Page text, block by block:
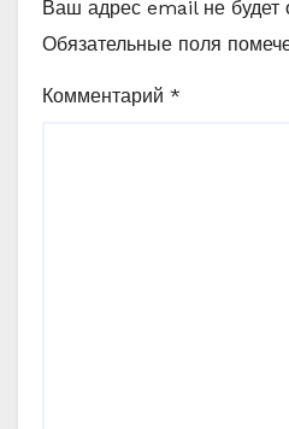
Ваш адрес email не будет
Обязательные поля
Комментарий *